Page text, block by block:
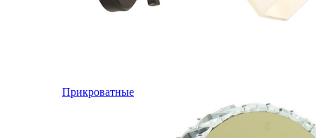
Прикроватные